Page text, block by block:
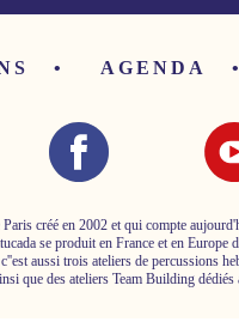
AGENDA
créé en 2002 et qui compte
se produit en France et en Europe
aussi trois ateliers de percussions
que des ateliers Team Building dédiés